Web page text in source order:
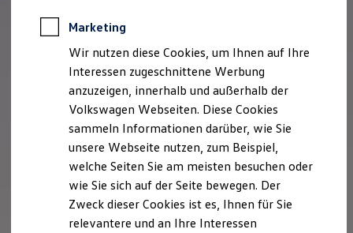
Notdienst und Pannenhilfe
Software, Konnektivität & Apps
California App
VW Connect für Ihren ID. Buzz
VW Connect für Ihren Transporter/Caravelle
VW Connect für Ihren Amarok
VW Connect für andere Modelle
Connect Pro
Fleet Interface Data
Multistop Pathfinder
Übersicht Software Updates
Digitales Bordbuch
Fahrerassistenz- und Sicherheitssysteme
Kontrollleuchten
Marketing
Wir nutzen diese Cookies, um Ihnen auf Ihre
Interessen zugeschnittene Werbung
anzuzeigen, innerhalb und außerhalb der
Volkswagen Webseiten. Diese Cookies
sammeln Informationen darüber, wie Sie
unsere Webseite nutzen, zum Beispiel,
welche Seiten Sie am meisten besuchen oder
wie Sie sich auf der Seite bewegen. Der
Zweck dieser Cookies ist es, Ihnen für Sie
relevantere und an Ihre Interessen